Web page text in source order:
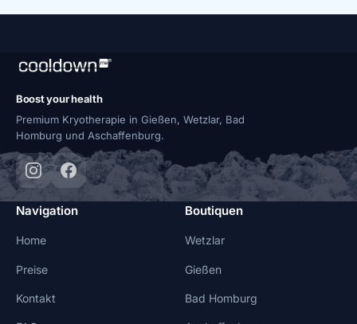
Boost your health
Premium Kryotherapie in Gießen, Wetzlar, Bad
Homburg und Aschaffenburg.
Navigation
Home
Preise
Kontakt
Boutiquen
Wetzlar
Gießen
Bad Homburg